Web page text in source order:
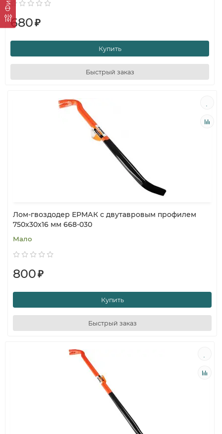
680₽
Купить
Быстрый заказ
Лом-гвоздодер ЕРМАК с двутавровым профилем
750x30x16 мм 668-030
Мало
800₽
Купить
Быстрый заказ